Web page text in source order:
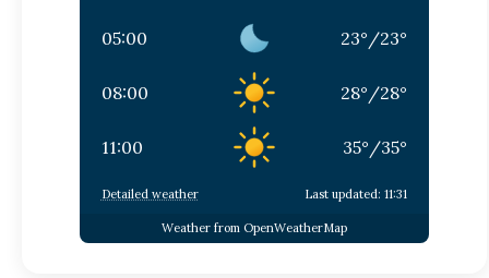
05:00 23° /23°
08:00 28° /28°
11:00 35° /35°
Detailed weather Last updated: 11:31
Weather from OpenWeatherMap